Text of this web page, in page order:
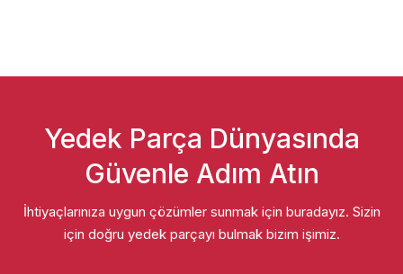
Yedek Parça Dünyasında
Güvenle Adım Atın
İhtiyaçlarınıza uygun çözümler sunmak için buradayız. Sizin
için doğru yedek parçayı bulmak bizim işimiz.